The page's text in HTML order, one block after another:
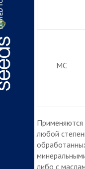
МС
Применяются
любой
либо с